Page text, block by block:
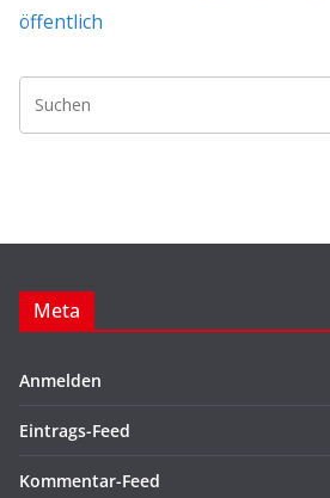
öffentlich
Meta
Anmelden
Eintrags-Feed
Kommentar-Feed